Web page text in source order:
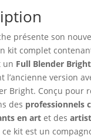
présente son
kit complet
Full Blender Bright
l’ancienne version
Bright. Conçu pour
des professionnels
en artet des
ce kit est un